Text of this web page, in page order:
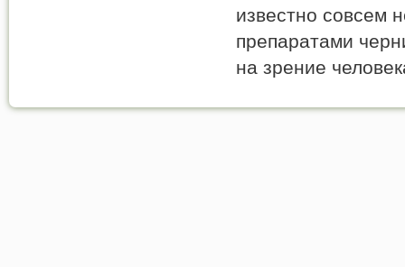
известно совсем
препаратами
на зрение